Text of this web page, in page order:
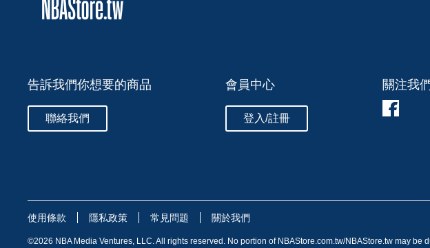
告訴我們你想要的商品
聯絡我們
會員中心
登入/註冊
關注我們
使用條款 隱私政策 常見問題 關於我們
©2026 NBA Media Ventures, LLC. All rights reserved. No portion of NBAStore.com.tw/NBAStore.tw may